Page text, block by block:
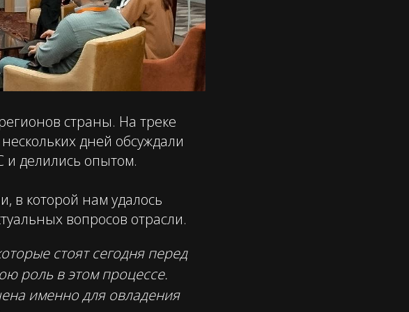
страны. На треке
дней обсуждали
и делились опытом.
в которой нам удалось
вопросов отрасли.
стоят сегодня перед
роль в этом процессе.
именно для овладения